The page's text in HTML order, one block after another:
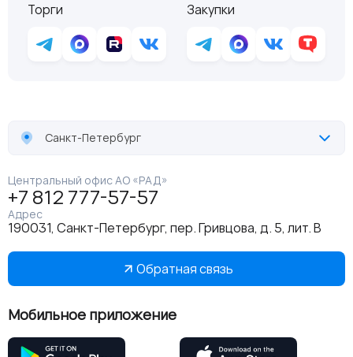
Торги
Закупки
Санкт-Петербург
Центральный офис АО «РАД»
+7 812 777-57-57
Адрес
190031, Санкт-Петербург, пер. Гривцова, д. 5, лит. В
Обратная связь
Мобильное приложение